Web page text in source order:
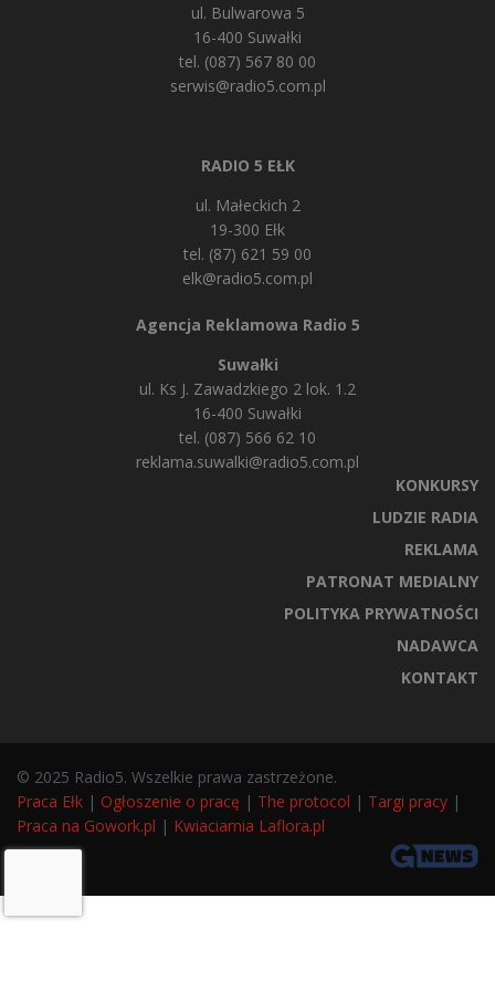
ul. Bulwarowa 5
16-400 Suwałki
tel. (087) 567 80 00
serwis@radio5.com.pl
RADIO 5 EŁK
ul. Małeckich 2
19-300 Ełk
tel. (87) 621 59 00
elk@radio5.com.pl
Agencja Reklamowa Radio 5
Suwałki
ul. Ks J. Zawadzkiego 2 lok. 1.2
16-400 Suwałki
tel. (087) 566 62 10
reklama.suwalki@radio5.com.pl
KONKURSY
LUDZIE RADIA
REKLAMA
PATRONAT MEDIALNY
POLITYKA PRYWATNOŚCI
NADAWCA
KONTAKT
© 2025 Radio5. Wszelkie prawa zastrzeżone.
Praca Ełk | Ogłoszenie o pracę | The protocol | Targi pracy |
Praca na Gowork.pl | Kwiaciarnia Laflora.pl